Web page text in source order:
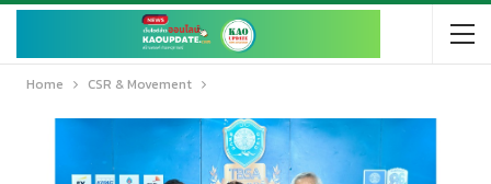
Home CSR & Movement